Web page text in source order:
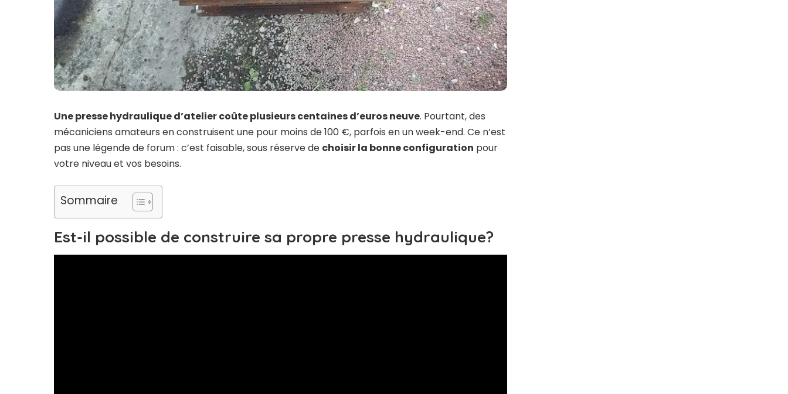
Une presse hydraulique d’atelier coûte plusieurs centaines d’euros neuve. Pourtant, des
mécaniciens amateurs en construisent une pour moins de 100 €, parfois en un week-end. Ce n’est
pas une légende de forum : c’est faisable, sous réserve de choisir la bonne configuration pour
votre niveau et vos besoins.
Sommaire
Est-il possible de construire sa propre presse hydraulique?